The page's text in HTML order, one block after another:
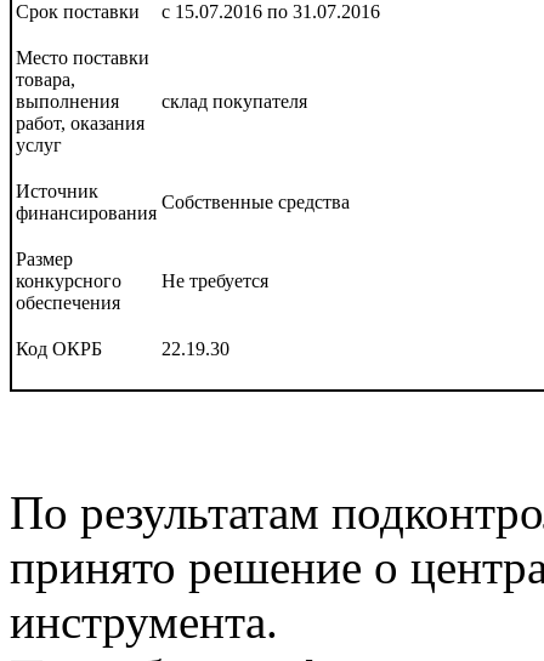
Срок поставки c 15.07.2016 по 31.07.2016
Место поставки
товара,
выполнения
работ, оказания
услуг
склад покупателя
Источник
финансирования
Собственные средства
Размер
конкурсного
обеспечения
Не требуется
Код ОКРБ 22.19.30
По результатам
принято решение о
инструмента.